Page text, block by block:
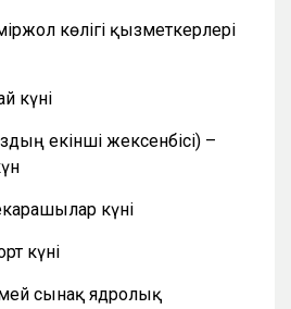
көлігі қызметкерлері
күні
екінші жексенбісі) –
күні
күні
сынақ ядролық